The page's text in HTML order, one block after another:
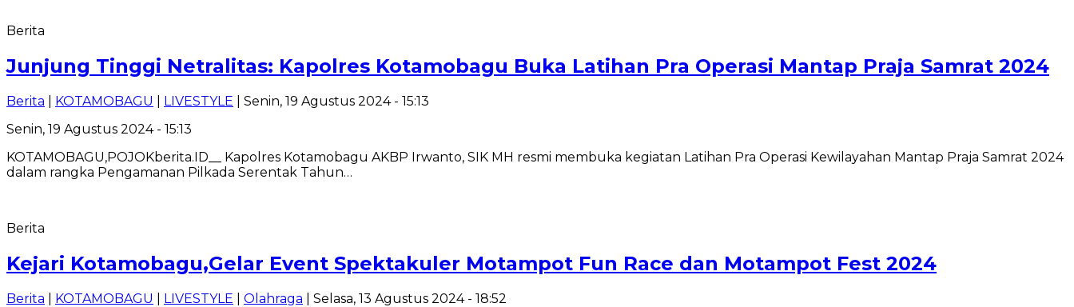
Berita
Junjung Tinggi Netralitas: Kapolres Kotamobagu Buka Latihan Pra Operasi Mantap Praja Samrat 2024
Berita KOTAMOBAGU LIVESTYLE | Senin, 19 Agustus 2024 - 15:13
Senin, 19 Agustus 2024 - 15:13
KOTAMOBAGU,POJOKberita.ID__ Kapolres Kotamobagu AKBP Irwanto, SIK MH resmi membuka kegiatan Latihan Pra Operasi Kewilayahan Mantap Praja Samrat 2024
dalam rangka Pengamanan Pilkada Serentak Tahun…
Berita
Kejari Kotamobagu,Gelar Event Spektakuler Motampot Fun Race dan Motampot Fest 2024
Berita KOTAMOBAGU LIVESTYLE Olahraga | Selasa, 13 Agustus 2024 - 18:52